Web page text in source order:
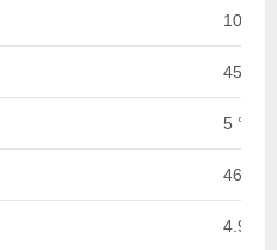
10 m
45 %
5 °
46 s /
4.96 m